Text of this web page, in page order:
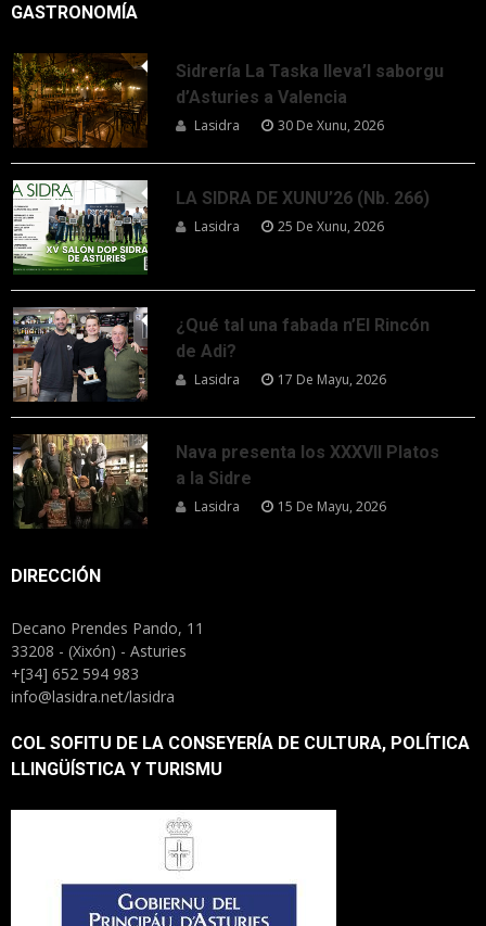
GASTRONOMÍA
Sidrería La Taska lleva’l saborgu
d’Asturies a Valencia
Lasidra 30 De Xunu, 2026
LA SIDRA DE XUNU’26 (Nb. 266)
Lasidra 25 De Xunu, 2026
¿Qué tal una fabada n’El Rincón
de Adi?
Lasidra 17 De Mayu, 2026
Nava presenta los XXXVII Platos
a la Sidre
Lasidra 15 De Mayu, 2026
DIRECCIÓN
Decano Prendes Pando, 11
33208 - (Xixón) - Asturies
+[34] 652 594 983
info@lasidra.net/lasidra
COL SOFITU DE LA CONSEYERÍA DE CULTURA, POLÍTICA
LLINGÜÍSTICA Y TURISMU